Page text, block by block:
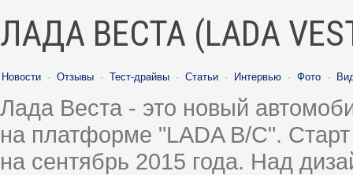
ЛАДА ВЕСТА (LADA
Новости · Отзывы · Тест-драйвы · Статьи · Интервью · Фото ·
Лада Веста - это новый
на платформе "LADA B/C".
на сентябрь 2015 года. Над